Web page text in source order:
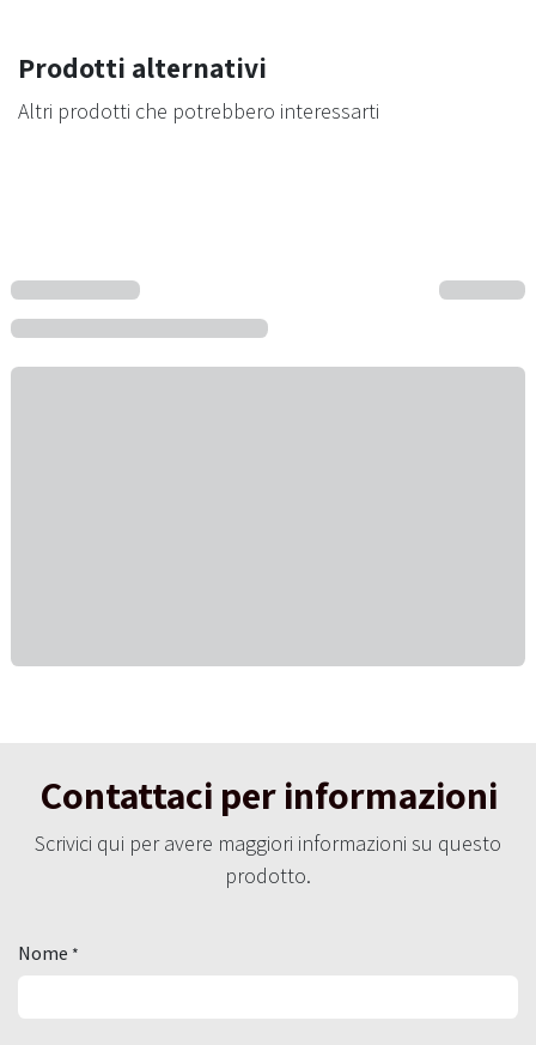
Prodotti alternativi
Altri prodotti che potrebbero interessarti
Contattaci per informazioni
Scrivici qui per avere maggiori informazioni su questo
prodotto.
Nome *